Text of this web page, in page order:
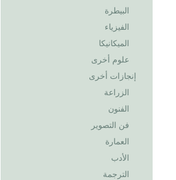
البيطرة
الفيزياء
الميكانيكا
علوم أخرى
إنجازات أخرى
الزراعة
الفنون
فن التصوير
العمارة
الأدب
الترجمة